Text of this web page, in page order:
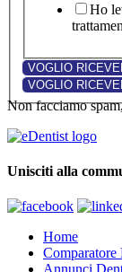
Ho
Non facciamo
Unisciti alla
Home
Comparatore